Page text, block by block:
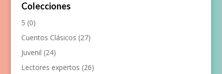
Colecciones
5 (0)
Cuentos Clásicos (27)
Juvenil (24)
Lectores expertos (26)